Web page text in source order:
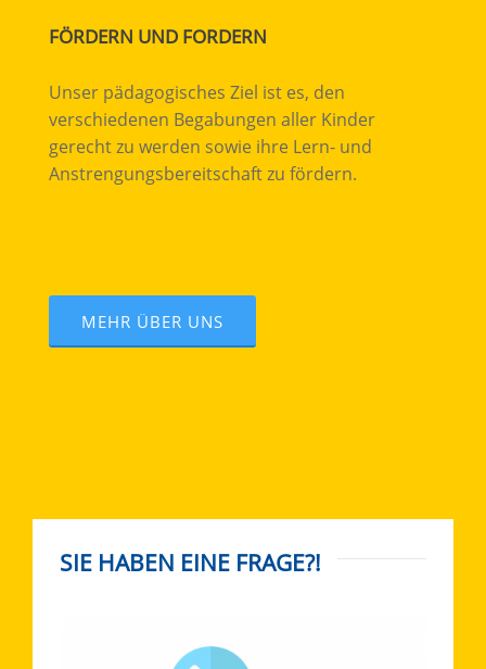
FÖRDERN UND FORDERN
Unser pädagogisches Ziel ist es, den
verschiedenen Begabungen aller Kinder
gerecht zu werden sowie ihre Lern- und
Anstrengungsbereitschaft zu fördern.
MEHR ÜBER UNS
SIE HABEN EINE FRAGE?!